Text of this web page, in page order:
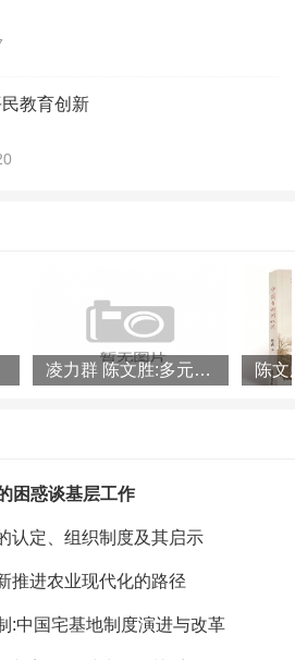
势中探讨乡村治理前沿问题
农村发展学会乡村治理专委会第四
会在南宁举行
教育创新
凌力群 陈文胜:多元投入:构建乡村产业振兴长效动力机制
困惑谈基层工作
认定、组织制度及其启示
推进农业现代化的路径
:中国宅基地制度演进与改革